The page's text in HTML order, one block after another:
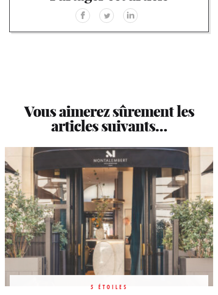
Vous aimerez sûrement les
articles suivants…
5 ÉTOILES